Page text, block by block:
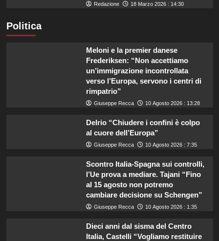
Redazione 18 Marzo 2026 : 14:30
Politica
Meloni e la premier danese
Frederiksen: “Non accettiamo
un’immigrazione incontrollata
verso l’Europa, servono i centri di
rimpatrio”
Giuseppe Recca 10 Agosto 2026 : 13:28
Delrio “Chiudere i confini è colpo
al cuore dell’Europa”
Giuseppe Recca 10 Agosto 2026 : 7:35
Scontro Italia-Spagna sui controlli,
l’Ue prova a mediare. Tajani “Fino
al 15 agosto non potremo
cambiare decisione su Schengen”
Giuseppe Recca 10 Agosto 2026 : 1:35
Dieci anni dal sisma del Centro
Italia, Castelli “Vogliamo restituire